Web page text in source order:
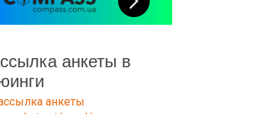
анкеты в